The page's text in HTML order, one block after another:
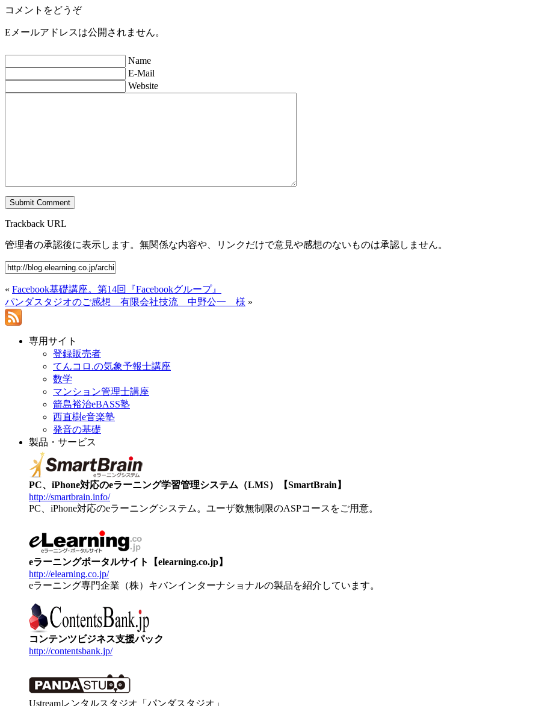
コメントをどうぞ
Eメールアドレスは公開されません。
Name
E-Mail
Website
Trackback URL
管理者の承認後に表示します。無関係な内容や、リンクだけで意見や感想のないものは承認しません。
« Facebook基礎講座。第14回『Facebookグループ』
パンダスタジオのご感想 有限会社技流 中野公一 様 »
専用サイト
登録販売者
てんコロ.の気象予報士講座
数学
マンション管理士講座
箭島裕治eBASS塾
西直樹e音楽塾
発音の基礎
製品・サービス
PC、iPhone対応のeラーニング学習管理システム（LMS）【SmartBrain】
http://smartbrain.info/
PC、iPhone対応のeラーニングシステム。ユーザ数無制限のASPコースをご用意。
eラーニングポータルサイト【elearning.co.jp】
http://elearning.co.jp/
eラーニング専門企業（株）キバンインターナショナルの製品を紹介しています。
コンテンツビジネス支援パック
http://contentsbank.jp/
Ustreamレンタルスタジオ「パンダスタジオ」